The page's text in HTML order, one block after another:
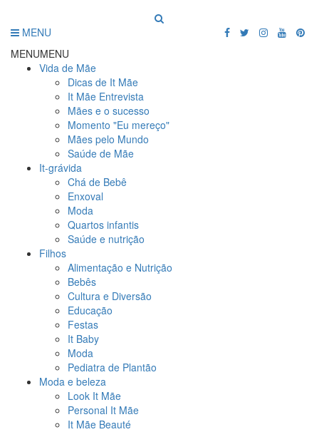
MENU
MENUMENU
Vida de Mãe
Dicas de It Mãe
It Mãe Entrevista
Mães e o sucesso
Momento "Eu mereço"
Mães pelo Mundo
Saúde de Mãe
It-grávida
Chá de Bebê
Enxoval
Moda
Quartos infantis
Saúde e nutrição
Filhos
Alimentação e Nutrição
Bebês
Cultura e Diversão
Educação
Festas
It Baby
Moda
Pediatra de Plantão
Moda e beleza
Look It Mãe
Personal It Mãe
It Mãe Beauté